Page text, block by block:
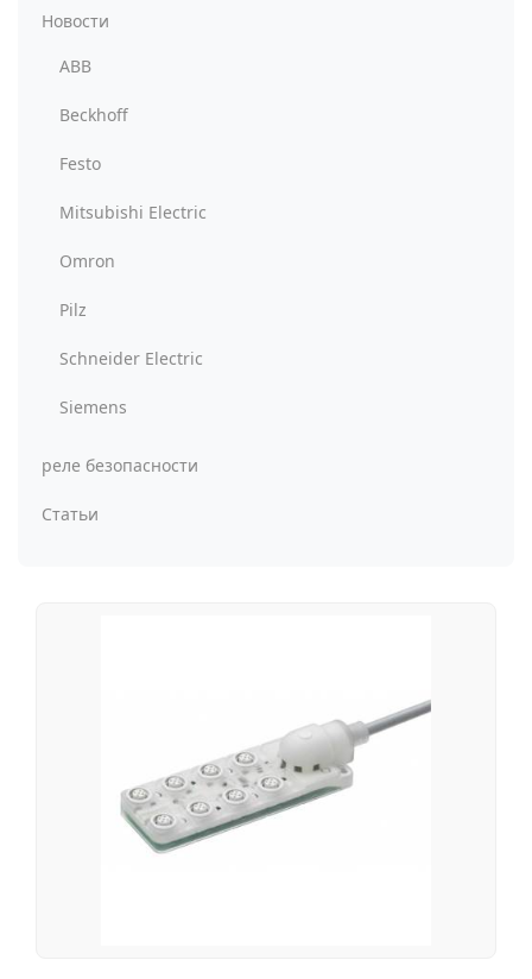
Новости
ABB
Beckhoff
Festo
Mitsubishi Electric
Omron
Pilz
Schneider Electric
Siemens
реле безопасности
Статьи